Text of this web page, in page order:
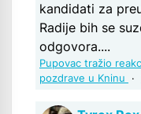
kandidati za
Radije bih se
odgovora....
Pupovac tražio
pozdrave u Kninu
·